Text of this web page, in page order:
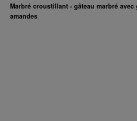
Marbré croustillant - gâteau marbré
amandes